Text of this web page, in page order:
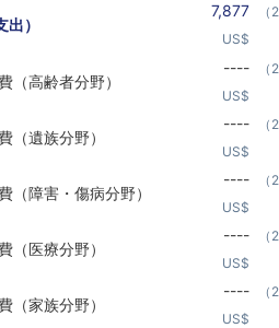
）
7,877
US$
（高齢者分野）
----
US$
（遺族分野）
----
US$
（障害・傷病分野）
----
US$
（医療分野）
----
US$
（家族分野）
----
US$